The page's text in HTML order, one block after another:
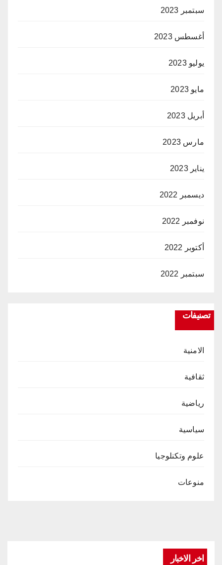
سبتمبر 2023
أغسطس 2023
يوليو 2023
مايو 2023
أبريل 2023
مارس 2023
يناير 2023
ديسمبر 2022
نوفمبر 2022
أكتوبر 2022
سبتمبر 2022
تصنيفات
الامنية
ثقافية
رياضية
سياسية
علوم وتكنلوجيا
منوعات
اخر الاخبار